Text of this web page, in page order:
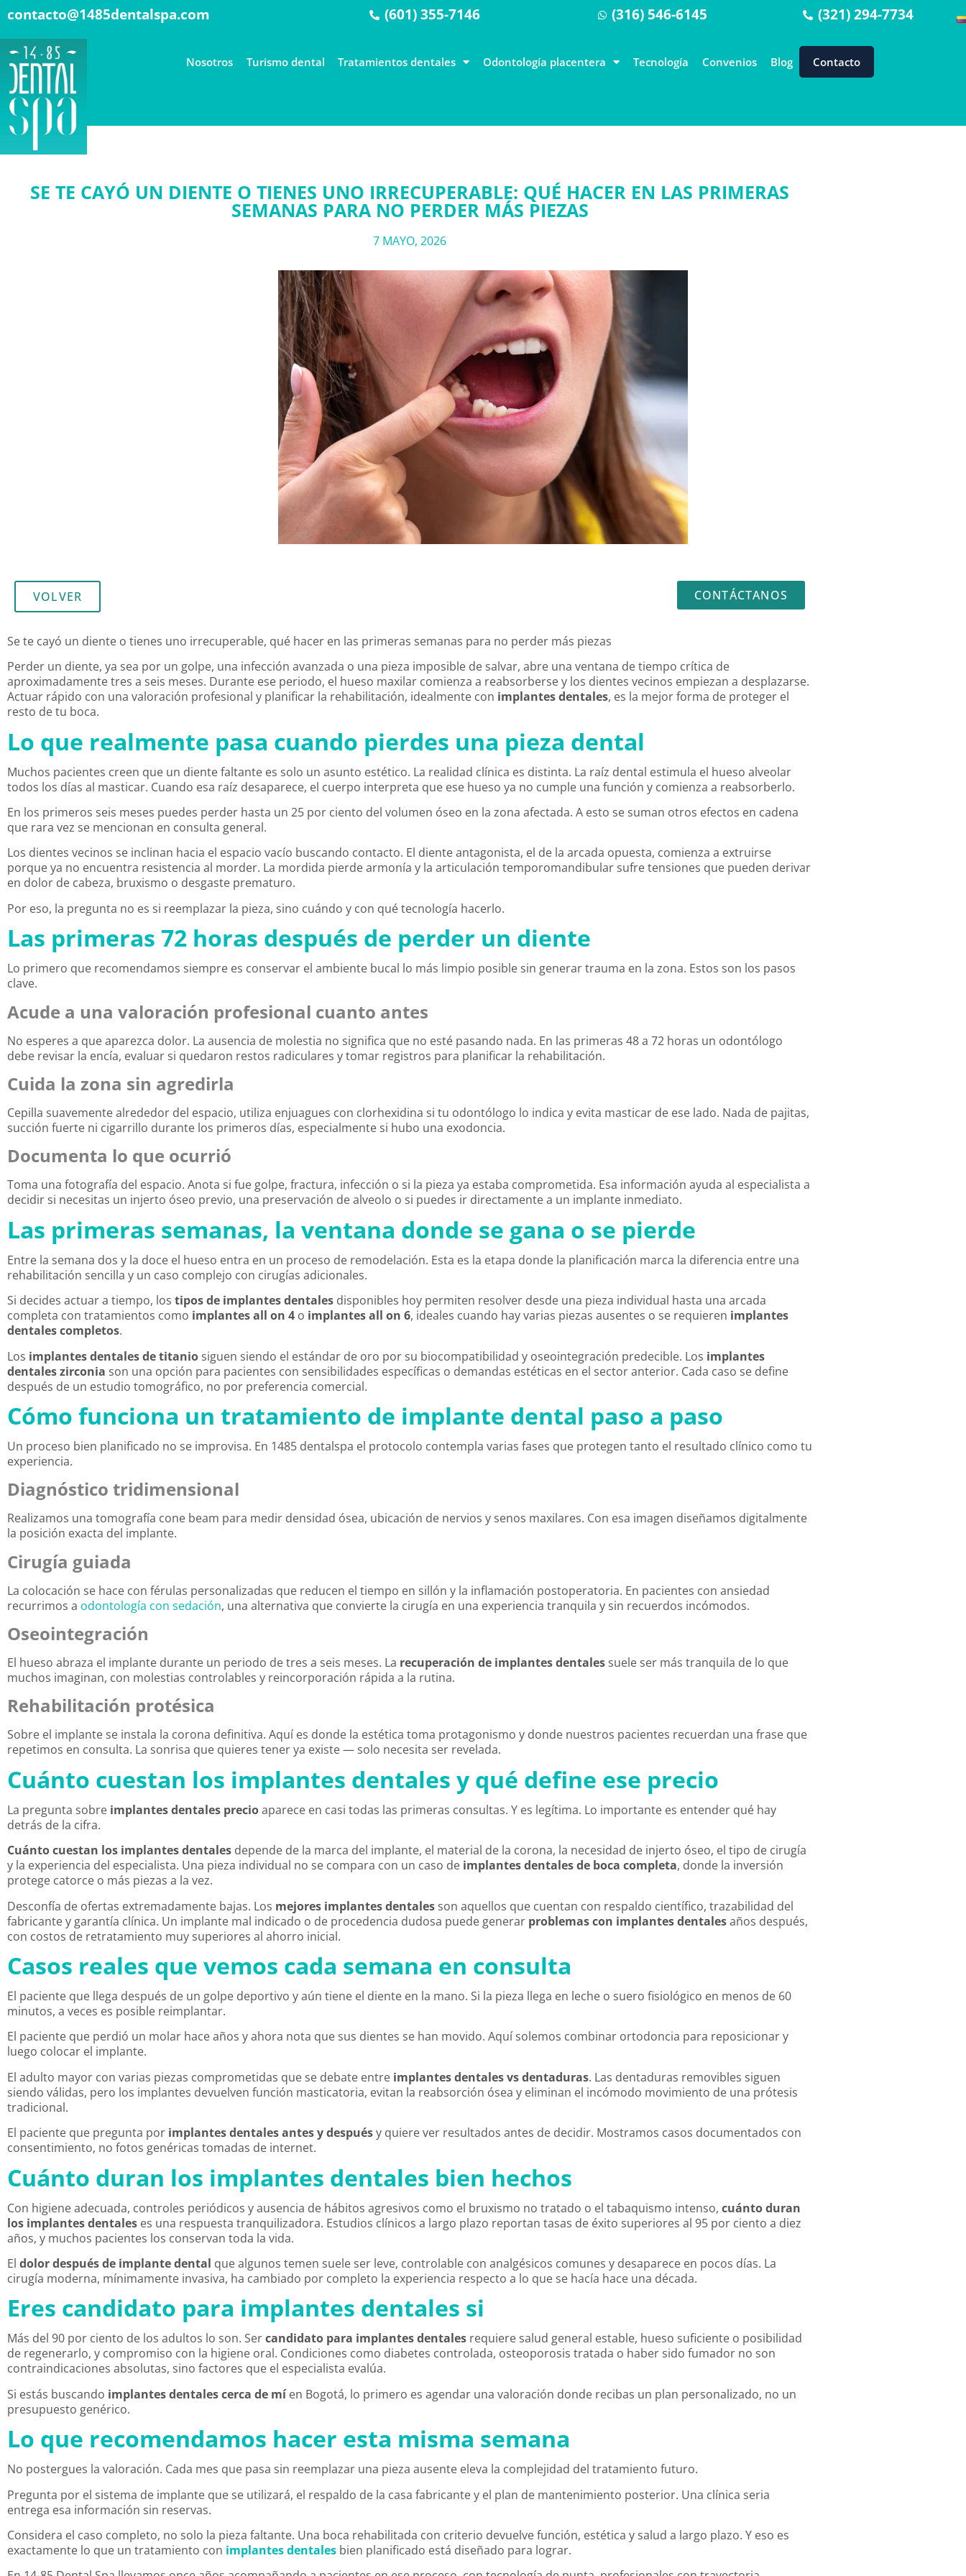
contacto@1485dentalspa.com (601) 355-7146 (316) 546-6145 (321) 294-7734
Nosotros Turismo dental Tratamientos dentales Odontología placentera Tecnología Convenios Blog Contacto
SE TE CAYÓ UN DIENTE O TIENES UNO IRRECUPERABLE: QUÉ HACER EN LAS PRIMERAS
SEMANAS PARA NO PERDER MÁS PIEZAS
7 MAYO, 2026
VOLVER CONTÁCTANOS
Se te cayó un diente o tienes uno irrecuperable, qué hacer en las primeras semanas para no perder más piezas
Perder un diente, ya sea por un golpe, una infección avanzada o una pieza imposible de salvar, abre una ventana de tiempo crítica de
aproximadamente tres a seis meses. Durante ese periodo, el hueso maxilar comienza a reabsorberse y los dientes vecinos empiezan a desplazarse.
Actuar rápido con una valoración profesional y planificar la rehabilitación, idealmente con implantes dentales, es la mejor forma de proteger el
resto de tu boca.
Lo que realmente pasa cuando pierdes una pieza dental
Muchos pacientes creen que un diente faltante es solo un asunto estético. La realidad clínica es distinta. La raíz dental estimula el hueso alveolar
todos los días al masticar. Cuando esa raíz desaparece, el cuerpo interpreta que ese hueso ya no cumple una función y comienza a reabsorberlo.
En los primeros seis meses puedes perder hasta un 25 por ciento del volumen óseo en la zona afectada. A esto se suman otros efectos en cadena
que rara vez se mencionan en consulta general.
Los dientes vecinos se inclinan hacia el espacio vacío buscando contacto. El diente antagonista, el de la arcada opuesta, comienza a extruirse
porque ya no encuentra resistencia al morder. La mordida pierde armonía y la articulación temporomandibular sufre tensiones que pueden derivar
en dolor de cabeza, bruxismo o desgaste prematuro.
Por eso, la pregunta no es si reemplazar la pieza, sino cuándo y con qué tecnología hacerlo.
Las primeras 72 horas después de perder un diente
Lo primero que recomendamos siempre es conservar el ambiente bucal lo más limpio posible sin generar trauma en la zona. Estos son los pasos
clave.
Acude a una valoración profesional cuanto antes
No esperes a que aparezca dolor. La ausencia de molestia no significa que no esté pasando nada. En las primeras 48 a 72 horas un odontólogo
debe revisar la encía, evaluar si quedaron restos radiculares y tomar registros para planificar la rehabilitación.
Cuida la zona sin agredirla
Cepilla suavemente alrededor del espacio, utiliza enjuagues con clorhexidina si tu odontólogo lo indica y evita masticar de ese lado. Nada de pajitas,
succión fuerte ni cigarrillo durante los primeros días, especialmente si hubo una exodoncia.
Documenta lo que ocurrió
Toma una fotografía del espacio. Anota si fue golpe, fractura, infección o si la pieza ya estaba comprometida. Esa información ayuda al especialista a
decidir si necesitas un injerto óseo previo, una preservación de alveolo o si puedes ir directamente a un implante inmediato.
Las primeras semanas, la ventana donde se gana o se pierde
Entre la semana dos y la doce el hueso entra en un proceso de remodelación. Esta es la etapa donde la planificación marca la diferencia entre una
rehabilitación sencilla y un caso complejo con cirugías adicionales.
Si decides actuar a tiempo, los tipos de implantes dentales disponibles hoy permiten resolver desde una pieza individual hasta una arcada
completa con tratamientos como implantes all on 4 o implantes all on 6, ideales cuando hay varias piezas ausentes o se requieren implantes
dentales completos.
Los implantes dentales de titanio siguen siendo el estándar de oro por su biocompatibilidad y oseointegración predecible. Los implantes
dentales zirconia son una opción para pacientes con sensibilidades específicas o demandas estéticas en el sector anterior. Cada caso se define
después de un estudio tomográfico, no por preferencia comercial.
Cómo funciona un tratamiento de implante dental paso a paso
Un proceso bien planificado no se improvisa. En 1485 dentalspa el protocolo contempla varias fases que protegen tanto el resultado clínico como tu
experiencia.
Diagnóstico tridimensional
Realizamos una tomografía cone beam para medir densidad ósea, ubicación de nervios y senos maxilares. Con esa imagen diseñamos digitalmente
la posición exacta del implante.
Cirugía guiada
La colocación se hace con férulas personalizadas que reducen el tiempo en sillón y la inflamación postoperatoria. En pacientes con ansiedad
recurrimos a odontología con sedación, una alternativa que convierte la cirugía en una experiencia tranquila y sin recuerdos incómodos.
Oseointegración
El hueso abraza el implante durante un periodo de tres a seis meses. La recuperación de implantes dentales suele ser más tranquila de lo que
muchos imaginan, con molestias controlables y reincorporación rápida a la rutina.
Rehabilitación protésica
Sobre el implante se instala la corona definitiva. Aquí es donde la estética toma protagonismo y donde nuestros pacientes recuerdan una frase que
repetimos en consulta. La sonrisa que quieres tener ya existe — solo necesita ser revelada.
Cuánto cuestan los implantes dentales y qué define ese precio
La pregunta sobre implantes dentales precioaparece en casi todas las primeras consultas. Y es legítima. Lo importante es entender qué hay
detrás de la cifra.
Cuánto cuestan los implantes dentales depende de la marca del implante, el material de la corona, la necesidad de injerto óseo, el tipo de cirugía
y la experiencia del especialista. Una pieza individual no se compara con un caso de implantes dentales de boca completa, donde la inversión
protege catorce o más piezas a la vez.
Desconfía de ofertas extremadamente bajas. Los mejores implantes dentales son aquellos que cuentan con respaldo científico, trazabilidad del
fabricante y garantía clínica. Un implante mal indicado o de procedencia dudosa puede generar problemas con implantes dentalesaños después,
con costos de retratamiento muy superiores al ahorro inicial.
Casos reales que vemos cada semana en consulta
El paciente que llega después de un golpe deportivo y aún tiene el diente en la mano. Si la pieza llega en leche o suero fisiológico en menos de 60
minutos, a veces es posible reimplantar.
El paciente que perdió un molar hace años y ahora nota que sus dientes se han movido. Aquí solemos combinar ortodoncia para reposicionar y
luego colocar el implante.
El adulto mayor con varias piezas comprometidas que se debate entre implantes dentales vs dentaduras. Las dentaduras removibles siguen
siendo válidas, pero los implantes devuelven función masticatoria, evitan la reabsorción ósea y eliminan el incómodo movimiento de una prótesis
tradicional.
El paciente que pregunta por implantes dentales antes y despuésy quiere ver resultados antes de decidir. Mostramos casos documentados con
consentimiento, no fotos genéricas tomadas de internet.
Cuánto duran los implantes dentales bien hechos
Con higiene adecuada, controles periódicos y ausencia de hábitos agresivos como el bruxismo no tratado o el tabaquismo intenso, cuánto duran
los implantes dentales es una respuesta tranquilizadora. Estudios clínicos a largo plazo reportan tasas de éxito superiores al 95 por ciento a diez
años, y muchos pacientes los conservan toda la vida.
El dolor después de implante dental que algunos temen suele ser leve, controlable con analgésicos comunes y desaparece en pocos días. La
cirugía moderna, mínimamente invasiva, ha cambiado por completo la experiencia respecto a lo que se hacía hace una década.
Eres candidato para implantes dentales si
Más del 90 por ciento de los adultos lo son. Sercandidato para implantes dentales requiere salud general estable, hueso suficiente o posibilidad
de regenerarlo, y compromiso con la higiene oral. Condiciones como diabetes controlada, osteoporosis tratada o haber sido fumador no son
contraindicaciones absolutas, sino factores que el especialista evalúa.
Si estás buscando implantes dentales cerca de míen Bogotá, lo primero es agendar una valoración donde recibas un plan personalizado, no un
presupuesto genérico.
Lo que recomendamos hacer esta misma semana
No postergues la valoración. Cada mes que pasa sin reemplazar una pieza ausente eleva la complejidad del tratamiento futuro.
Pregunta por el sistema de implante que se utilizará, el respaldo de la casa fabricante y el plan de mantenimiento posterior. Una clínica seria
entrega esa información sin reservas.
Considera el caso completo, no solo la pieza faltante. Una boca rehabilitada con criterio devuelve función, estética y salud a largo plazo. Y eso es
exactamente lo que un tratamiento con implantes dentales bien planificado está diseñado para lograr.